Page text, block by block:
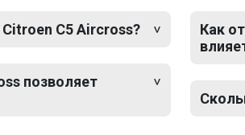
C5 Aircross?
позволяет
Как